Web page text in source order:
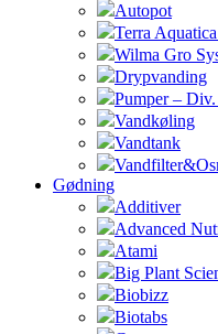
Autopot
Terra
Wilma Gro
Drypvanding
Pumper –
Vandkøling
Vandtank
Gødning
Additiver
Advanced
Atami
Big Plant
Biobizz
Biotabs